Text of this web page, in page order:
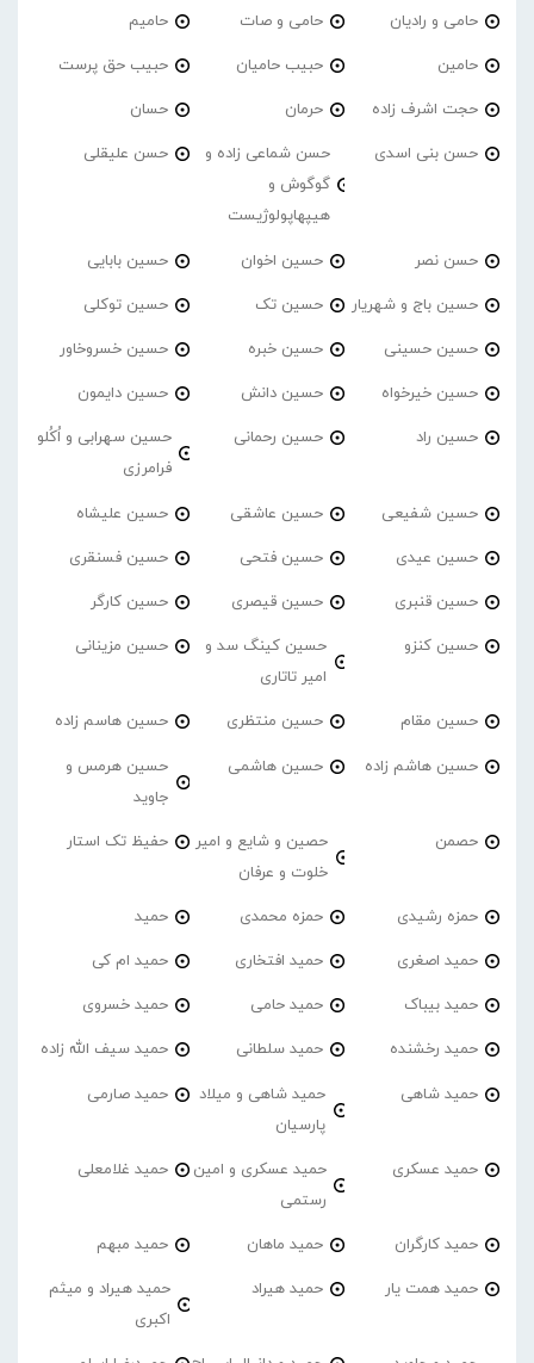
حامی و رادیان حامی و صات حامیم
حامین حبیب حامیان حبیب حق پرست
حجت اشرف زاده حرمان حسان
حسن بنی اسدی
حسن شماعی زاده و
گوگوش و
هیپهاپولوژیست
حسن علیقلی
حسن نصر حسین اخوان حسین بابایی
حسین باج و شهریار حسین تک حسین توکلی
حسین حسینی حسین خبره حسین خسروخاور
حسین خیرخواه حسین دانش حسین دایمون
حسین راد حسین رحمانی
حسین سهرابی و اُکُلو
فرامرزی
حسین شفیعی حسین عاشقی حسین علیشاه
حسین عیدی حسین فتحی حسین فسنقری
حسین قنبری حسین قیصری حسین کارگر
حسین کنزو
حسین کینگ سد و
امیر تاتاری
حسین مزینانی
حسین مقام حسین منتظری حسین هاسم زاده
حسین هاشم زاده حسین هاشمی
حسین هرمس و
جاوید
حصمن
حصین و شایع و امیر
خلوت و عرفان
حفیظ تک استار
حمزه رشیدی حمزه محمدی حمید
حمید اصغری حمید افتخاری حمید ام کی
حمید بیباک حمید حامی حمید خسروی
حمید رخشنده حمید سلطانی حمید سیف الله زاده
حمید شاهی
حمید شاهی و میلاد
پارسیان
حمید صارمی
حمید عسکری
حمید عسکری و امین
رستمی
حمید غلامعلی
حمید کارگران حمید ماهان حمید مبهم
حمید همت یار حمید هیراد
حمید هیراد و میثم
اکبری